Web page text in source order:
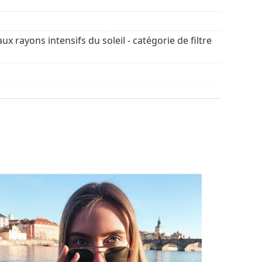
rayons intensifs du soleil - catégorie de filtre